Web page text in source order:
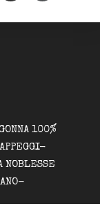
100%
NOBLESSE